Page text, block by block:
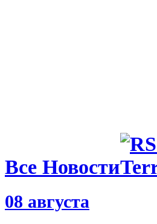
Все Новости
08 августа